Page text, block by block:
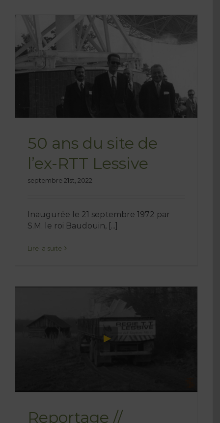
50 ans du site de
l’ex-RTT Lessive
septembre 21st, 2022
Inaugurée le 21 septembre 1972 par
S.M. le roi Baudouin, [...]
Lire la suite
Reportage //